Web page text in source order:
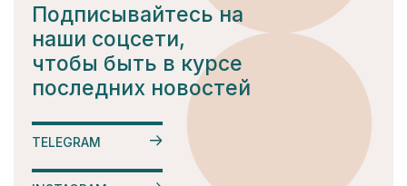
Подписывайтесь на
наши соцсети,
чтобы быть в курсе
последних новостей
TELEGRAM